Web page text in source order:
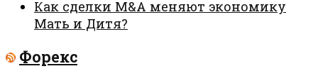
Как сделки M&A меняют экономику
Мать и Дитя?
Форекс